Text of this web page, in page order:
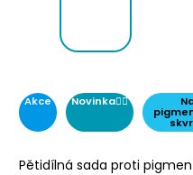
Akce Novinka☝🏻
Pětidílná sada proti